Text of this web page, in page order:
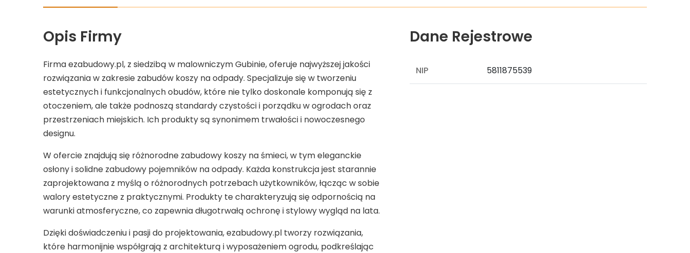
Opis Firmy
Firma ezabudowy.pl, z siedzibą w malowniczym Gubinie, oferuje najwyższej jakości
rozwiązania w zakresie zabudów koszy na odpady. Specjalizuje się w tworzeniu
estetycznych i funkcjonalnych obudów, które nie tylko doskonale komponują się z
otoczeniem, ale także podnoszą standardy czystości i porządku w ogrodach oraz
przestrzeniach miejskich. Ich produkty są synonimem trwałości i nowoczesnego
designu.
W ofercie znajdują się różnorodne zabudowy koszy na śmieci, w tym eleganckie
osłony i solidne zabudowy pojemników na odpady. Każda konstrukcja jest starannie
zaprojektowana z myślą o różnorodnych potrzebach użytkowników, łącząc w sobie
walory estetyczne z praktycznymi. Produkty te charakteryzują się odpornością na
warunki atmosferyczne, co zapewnia długotrwałą ochronę i stylowy wygląd na lata.
Dzięki doświadczeniu i pasji do projektowania, ezabudowy.pl tworzy rozwiązania,
które harmonijnie współgrają z architekturą i wyposażeniem ogrodu, podkreślając
Dane Rejestrowe
NIP 5811875539